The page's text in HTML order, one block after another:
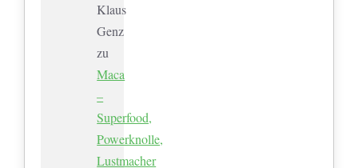
Klaus
Genz
zu
Maca
–
Superfood,
Powerknolle,
Lustmacher